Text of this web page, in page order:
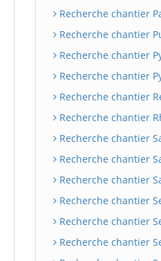
Recherche chantier
Recherche chantier
Recherche chantier
Recherche chantier
Recherche chantier
Recherche chantier
Recherche chantier
Recherche chantier
Recherche chantier
Recherche chantier
Recherche chantier
Recherche chantier